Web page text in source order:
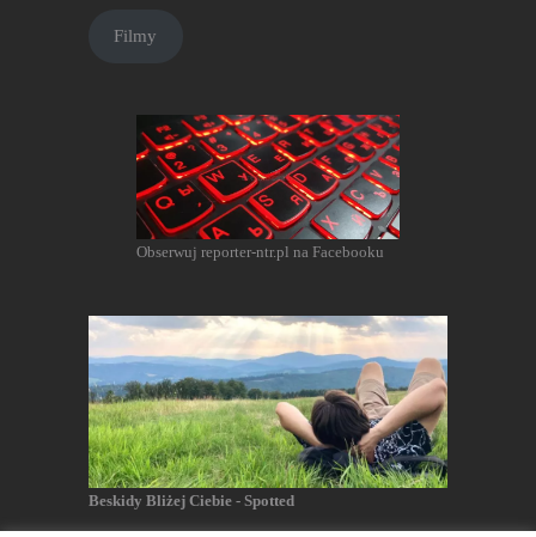
Filmy
Obserwuj reporter-ntr.pl na Facebooku
Beskidy Bliżej Ciebie - Spotted